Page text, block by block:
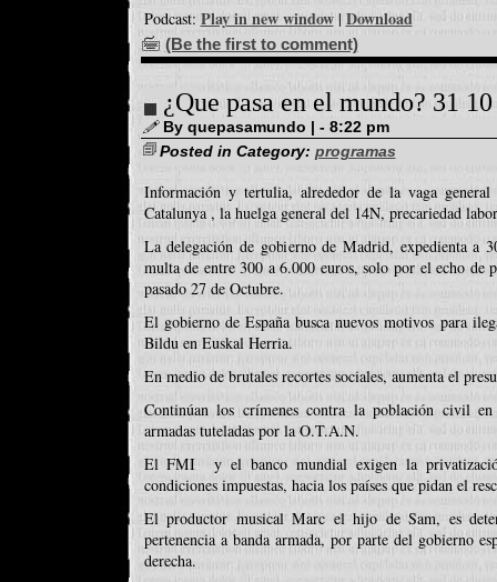
Podcast: Play in new window| Download
(Be the first to comment)
¿Que pasa en el mundo? 31
By quepasamundo | - 8:22 pm
Posted in Category: programas
Información y tertulia, alrededor de la vaga
Catalunya , la huelga general del 14N, precariedad
La delegación de gobierno de Madrid, expedienta a
multa de entre 300 a 6.000 euros, solo por el echo de
pasado 27 de Octubre.
El gobierno de España busca nuevos motivos para
Bildu en Euskal Herria.
En medio de brutales recortes sociales, aumenta el
Continúan los crímenes contra la población civil
armadas tuteladas por la O.T.A.N.
El FMI y el banco mundial exigen la
condiciones impuestas, hacia los países que pidan el
El productor musical Marc el hijo de Sam, es
pertenencia a banda armada, por parte del gobierno
derecha.